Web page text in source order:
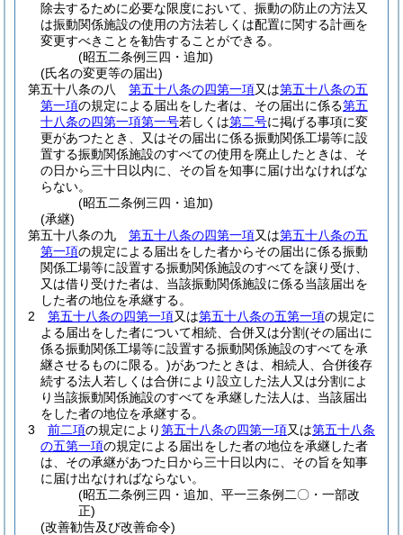
除去するために必要な限度において、振動の防止の方法又
は振動関係施設の使用の方法若しくは配置に関する計画を
変更すべきことを勧告することができる。
(昭五二条例三四・追加)
(氏名の変更等の届出)
第五十八条の八
第五十八条の四第一項又は第五十八条の五
第一項の規定による届出をした者は、その届出に係る第五
十八条の四第一項第一号若しくは第二号に掲げる事項に変
更があつたとき、又はその届出に係る振動関係工場等に設
置する振動関係施設のすべての使用を廃止したときは、そ
の日から三十日以内に、その旨を知事に届け出なければな
らない。
(昭五二条例三四・追加)
(承継)
第五十八条の九
第五十八条の四第一項又は第五十八条の五
第一項の規定による届出をした者からその届出に係る振動
関係工場等に設置する振動関係施設のすべてを譲り受け、
又は借り受けた者は、当該振動関係施設に係る当該届出を
した者の地位を承継する。
2
第五十八条の四第一項又は第五十八条の五第一項の規定に
よる届出をした者について相続、合併又は分割(その届出に
係る振動関係工場等に設置する振動関係施設のすべてを承
継させるものに限る。)があつたときは、相続人、合併後存
続する法人若しくは合併により設立した法人又は分割によ
り当該振動関係施設のすべてを承継した法人は、当該届出
をした者の地位を承継する。
3
前二項の規定により第五十八条の四第一項又は第五十八条
の五第一項の規定による届出をした者の地位を承継した者
は、その承継があつた日から三十日以内に、その旨を知事
に届け出なければならない。
(昭五二条例三四・追加、平一三条例二〇・一部改
正)
(改善勧告及び改善命令)